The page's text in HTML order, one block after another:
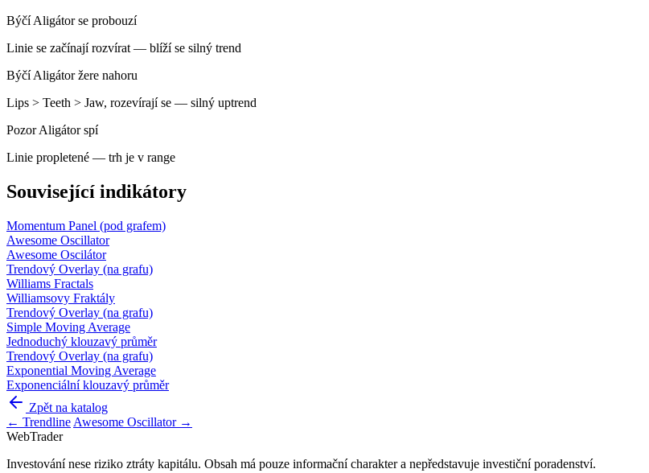
BýčíAligátor se probouzí
Linie se začínají rozvírat — blíží se silný trend
BýčíAligátor žere nahoru
Lips > Teeth > Jaw, rozevírají se — silný uptrend
PozorAligátor spí
Linie propletené — trh je v range
Související indikátory
Momentum Panel (pod grafem)
Awesome Oscillator
Awesome Oscilátor
Trendový Overlay (na grafu)
Williams Fractals
Williamsovy Fraktály
Trendový Overlay (na grafu)
Simple Moving Average
Jednoduchý klouzavý průměr
Trendový Overlay (na grafu)
Exponential Moving Average
Exponenciální klouzavý průměr
Zpět na katalog
← Trendline Awesome Oscillator →
WebTrader
Investování nese riziko ztráty kapitálu. Obsah má pouze informační charakter a nepředstavuje investiční poradenství.